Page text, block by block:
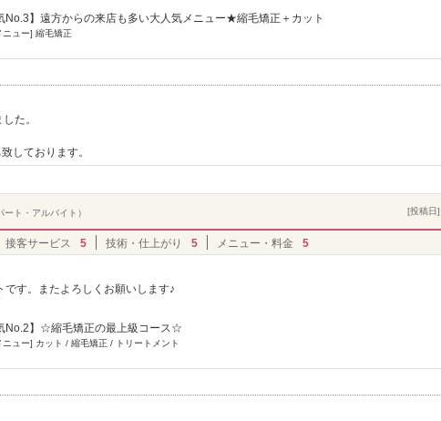
No.3】遠方からの来店も多い大人気メニュー★縮毛矯正＋カット
ニュー] 縮毛矯正
た。
しております。
ート・アルバイト） [投稿日
接客サービス 5 技術・仕上がり 5 メニュー・料金 5
す。またよろしくお願いします♪
No.2】☆縮毛矯正の最上級コース☆
ニュー] カット / 縮毛矯正 / トリートメント